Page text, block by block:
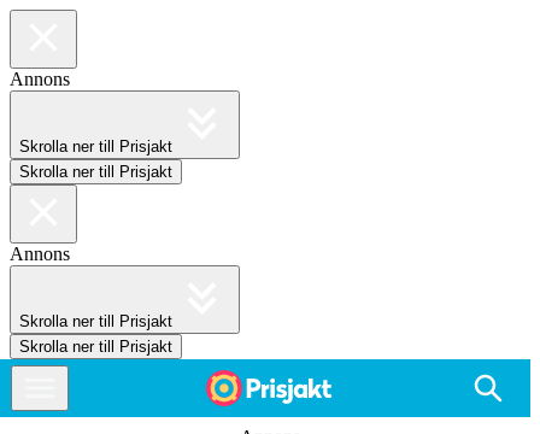
Annons
Skrolla ner till Prisjakt
Skrolla ner till Prisjakt
Annons
Skrolla ner till Prisjakt
Skrolla ner till Prisjakt